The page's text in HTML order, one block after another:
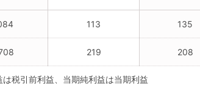
113 135
219 208
税引前利益、当期純利益は当期利益